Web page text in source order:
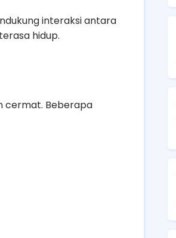
interaksi antara
hidup.
cermat. Beberapa